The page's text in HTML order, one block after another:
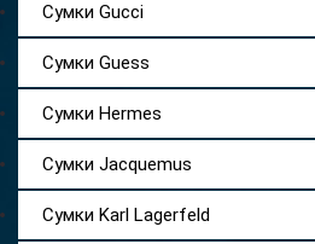
Сумки Gucci
Сумки Guess
Сумки Hermes
Сумки Jacquemus
Сумки Karl Lagerfeld